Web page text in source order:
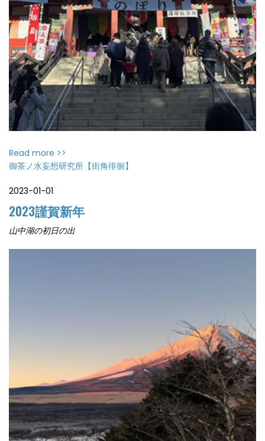
Read more >>
御茶ノ水妄想研究所【街角徘徊】
2023-01-01
2023謹賀新年
山中湖の初日の出